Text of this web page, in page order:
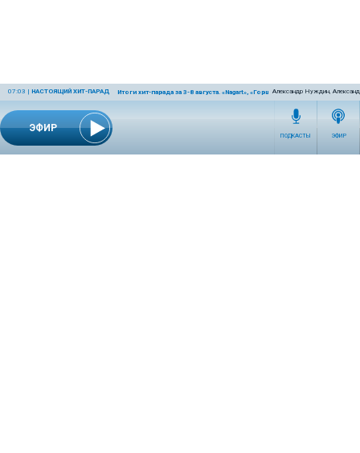
ЭФИР
07:03 | НАСТОЯЩИЙ ХИТ-ПАРАД Итоги хит-парада за 3-8 августа. «Nagart», «Горшенёв» и «Крематорий»
Александр Нуждин,
ПОДКАСТЫ ЭФИР